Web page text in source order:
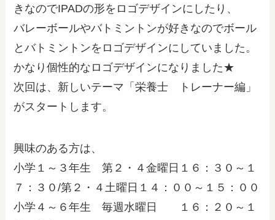
きなのでIPADの形をロゴデザインにしたり、
バレーボールやバトミントンが好きなのでボール
とバトミントンをロゴデザインにしていました。
かなり個性的なロゴデザインになりました★
次回は、新しいテーマ「栄養士 トレーナー編」
がスタートします。
興味のある方は、
小学１～３年生 第２・４金曜日１６：３０～１
７：３０/第２・４土曜日１４：００～１５：００
小学４～６年生 毎週水曜日 １６：２０～１